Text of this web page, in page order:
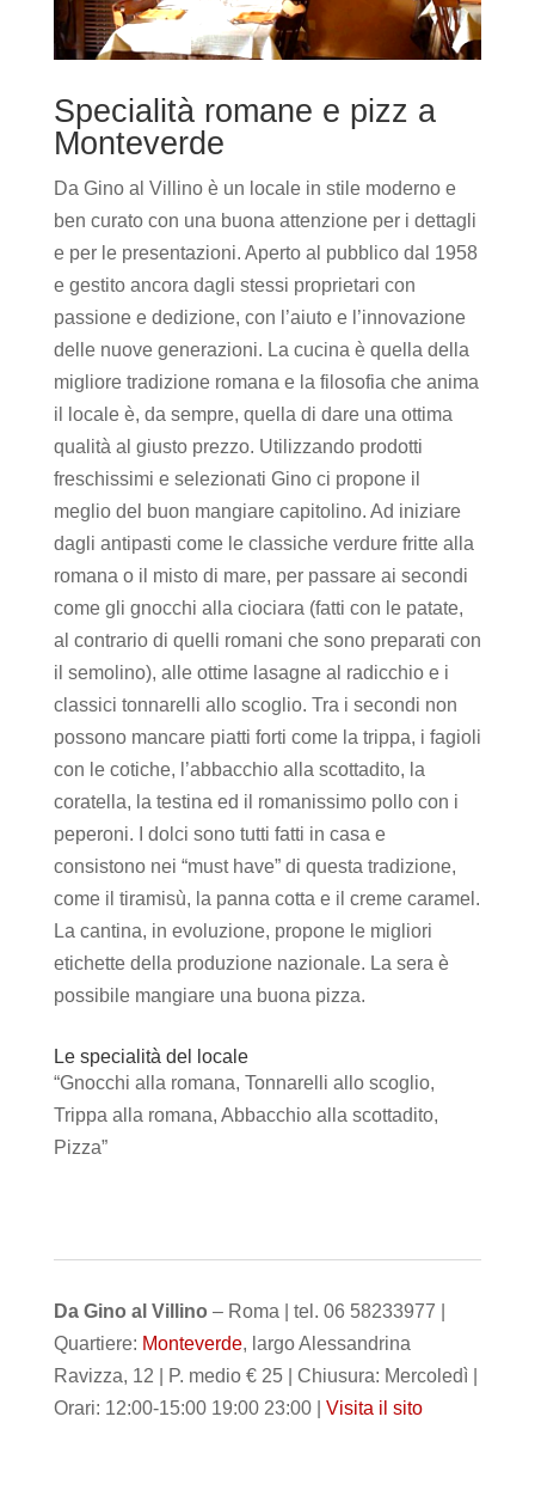
Specialità romane e pizz a
Monteverde
Da Gino al Villino è un locale in stile moderno e
ben curato con una buona attenzione per i dettagli
e per le presentazioni. Aperto al pubblico dal 1958
e gestito ancora dagli stessi proprietari con
passione e dedizione, con l’aiuto e l’innovazione
delle nuove generazioni. La cucina è quella della
migliore tradizione romana e la filosofia che anima
il locale è, da sempre, quella di dare una ottima
qualità al giusto prezzo. Utilizzando prodotti
freschissimi e selezionati Gino ci propone il
meglio del buon mangiare capitolino. Ad iniziare
dagli antipasti come le classiche verdure fritte alla
romana o il misto di mare, per passare ai secondi
come gli gnocchi alla ciociara (fatti con le patate,
al contrario di quelli romani che sono preparati con
il semolino), alle ottime lasagne al radicchio e i
classici tonnarelli allo scoglio. Tra i secondi non
possono mancare piatti forti come la trippa, i fagioli
con le cotiche, l’abbacchio alla scottadito, la
coratella, la testina ed il romanissimo pollo con i
peperoni. I dolci sono tutti fatti in casa e
consistono nei “must have” di questa tradizione,
come il tiramisù, la panna cotta e il creme caramel.
La cantina, in evoluzione, propone le migliori
etichette della produzione nazionale. La sera è
possibile mangiare una buona pizza.
Le specialità del locale
“Gnocchi alla romana, Tonnarelli allo scoglio,
Trippa alla romana, Abbacchio alla scottadito,
Pizza”
Da Gino al Villino – Roma | tel. 06 58233977 |
Quartiere: Monteverde, largo Alessandrina
Ravizza, 12 | P. medio € 25 | Chiusura: Mercoledì |
Orari: 12:00-15:00 19:00 23:00 | Visita il sito